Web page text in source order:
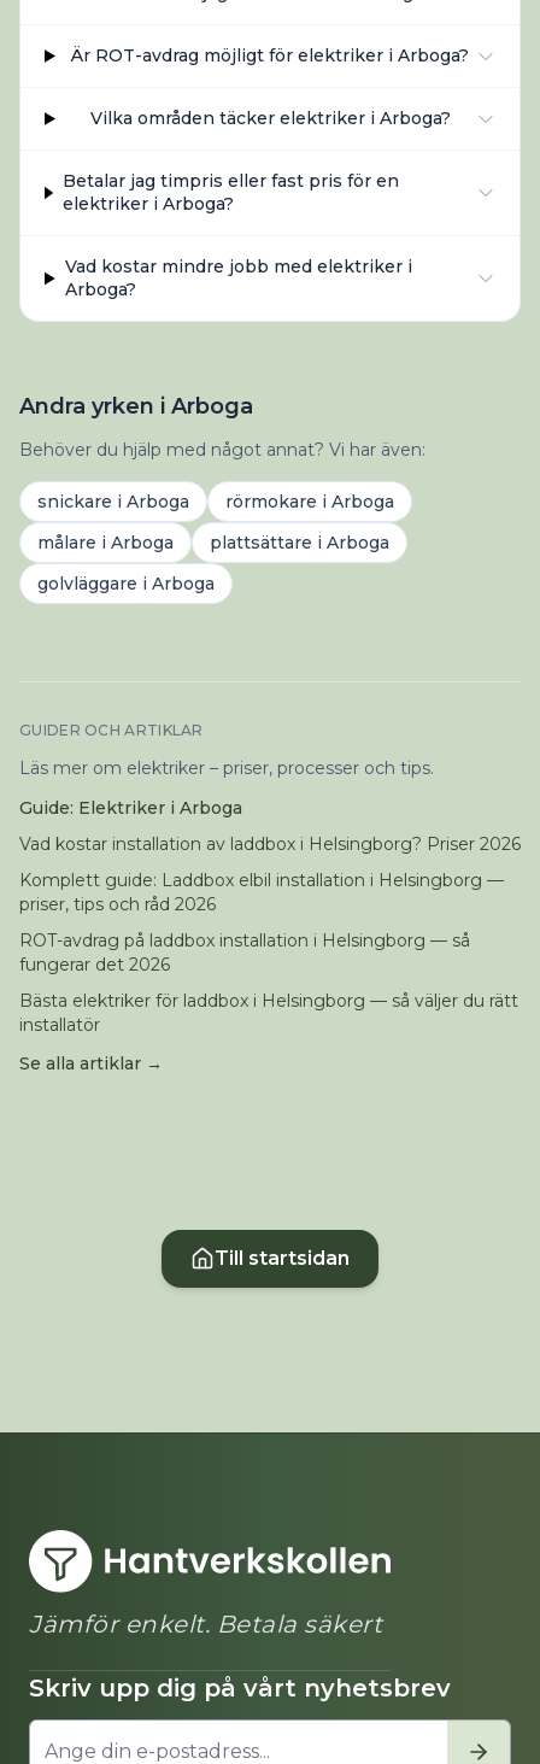
Är ROT-avdrag möjligt för elektriker i Arboga?
Vilka områden täcker elektriker i Arboga?
Betalar jag timpris eller fast pris för en
elektriker i Arboga?
Vad kostar mindre jobb med elektriker i
Arboga?
Andra yrken i Arboga
Behöver du hjälp med något annat? Vi har även:
snickare i Arboga rörmokare i Arboga
målare i Arboga plattsättare i Arboga
golvläggare i Arboga
GUIDER OCH ARTIKLAR
Läs mer om elektriker – priser, processer och tips.
Guide: Elektriker i Arboga
Vad kostar installation av laddbox i Helsingborg? Priser 2026
Komplett guide: Laddbox elbil installation i Helsingborg —
priser, tips och råd 2026
ROT-avdrag på laddbox installation i Helsingborg — så
fungerar det 2026
Bästa elektriker för laddbox i Helsingborg — så väljer du rätt
installatör
Se alla artiklar →
Till startsidan
Jämför enkelt. Betala säkert
Skriv upp dig på vårt nyhetsbrev